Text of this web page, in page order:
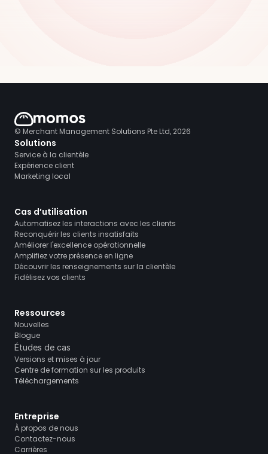
© Merchant Management Solutions Pte Ltd, 2026
Solutions
Service à la clientèle
Expérience client
Marketing local
Cas d’utilisation
Automatisez les interactions avec les clients
Reconquérir les clients insatisfaits
Améliorer l'excellence opérationnelle
Amplifiez votre présence en ligne
Découvrir les renseignements sur la clientèle
Fidélisez vos clients
Ressources
Nouvelles
Blogue
Études de cas
Versions et mises à jour
Centre de formation sur les produits
Téléchargements
Entreprise
À propos de nous
Contactez-nous
Carrières